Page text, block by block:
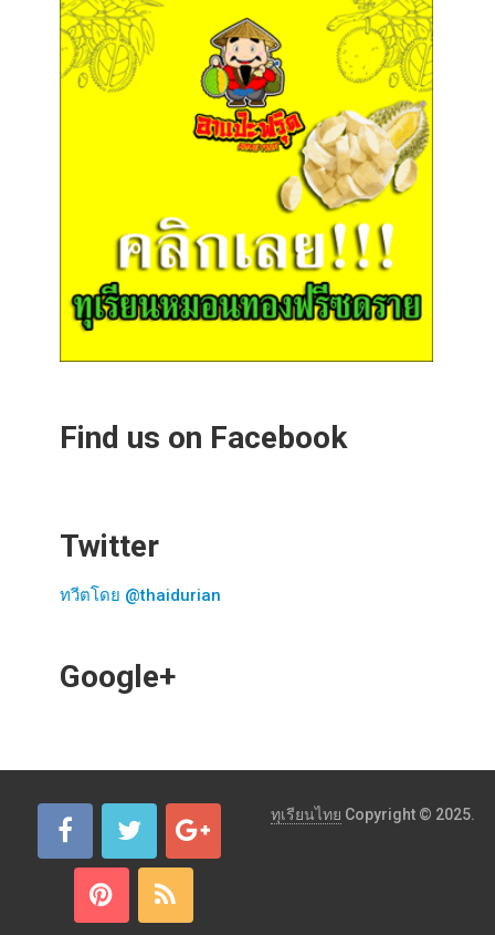
Find us on Facebook
Twitter
ทวีตโดย @thaidurian
Google+
ทุเรียนไทย Copyright © 2025.